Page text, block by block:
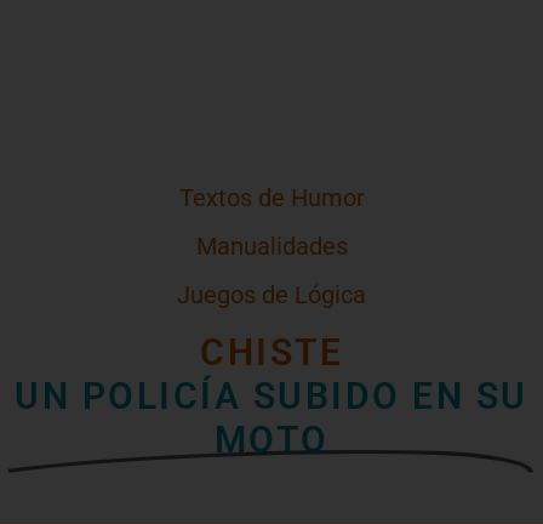
Textos de Humor
Manualidades
Juegos de Lógica
CHISTE
UN POLICÍA SUBIDO EN SU
MOTO